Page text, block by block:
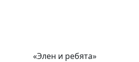
«Элен и ребята»